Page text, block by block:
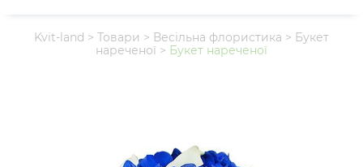
Kvit-land > Товари > Весільна флористика > Букет
нареченої > Букет нареченої